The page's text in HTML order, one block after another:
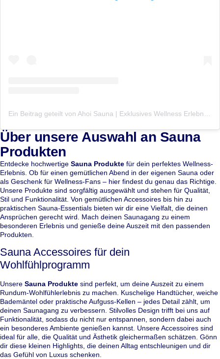
Über unsere Auswahl an Sauna
Produkten
Entdecke hochwertige Sauna Produkte für dein perfektes Wellness-
Erlebnis. Ob für einen gemütlichen Abend in der eigenen Sauna oder
als Geschenk für Wellness-Fans – hier findest du genau das Richtige.
Unsere Produkte sind sorgfältig ausgewählt und stehen für Qualität,
Stil und Funktionalität. Von gemütlichen Accessoires bis hin zu
praktischen Sauna-Essentials bieten wir dir eine Vielfalt, die deinen
Ansprüchen gerecht wird. Mach deinen Saunagang zu einem
besonderen Erlebnis und genieße deine Auszeit mit den passenden
Produkten.
Sauna Accessoires für dein
Wohlfühlprogramm
Unsere Sauna Produkte sind perfekt, um deine Auszeit zu einem
Rundum-Wohlfühlerlebnis zu machen. Kuschelige Handtücher, weiche
Bademäntel oder praktische Aufguss-Kellen – jedes Detail zählt, um
deinen Saunagang zu verbessern. Stilvolles Design trifft bei uns auf
Funktionalität, sodass du nicht nur entspannen, sondern dabei auch
ein besonderes Ambiente genießen kannst. Unsere Accessoires sind
ideal für alle, die Qualität und Ästhetik gleichermaßen schätzen. Gönn
dir diese kleinen Highlights, die deinen Alltag entschleunigen und dir
das Gefühl von Luxus schenken.